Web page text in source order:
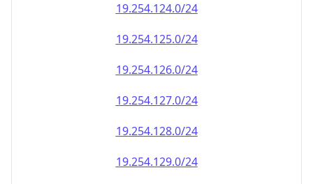
19.254.124.0/24
19.254.125.0/24
19.254.126.0/24
19.254.127.0/24
19.254.128.0/24
19.254.129.0/24